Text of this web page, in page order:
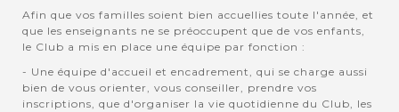
Afin que vos familles soient bien accuellies toute l'année, et
que les enseignants ne se préoccupent que de vos enfants,
le Club a mis en place une équipe par fonction :
- Une équipe d'accueil et encadrement, qui se charge aussi
bien de vous orienter, vous conseiller, prendre vos
inscriptions, que d'organiser la vie quotidienne du Club, les